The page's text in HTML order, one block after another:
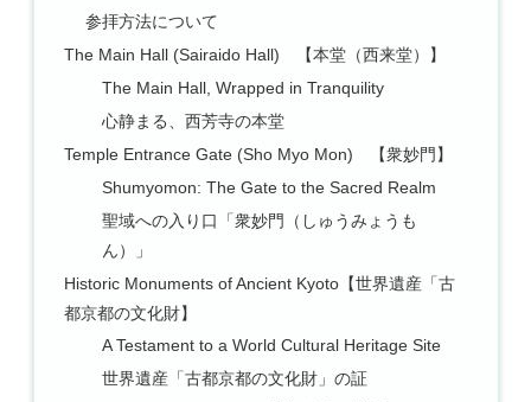
参拝方法について
The Main Hall (Sairaido Hall) 【本堂（西来堂）】
The Main Hall, Wrapped in Tranquility
心静まる、西芳寺の本堂
Temple Entrance Gate (Sho Myo Mon) 【衆妙門】
Shumyomon: The Gate to the Sacred Realm
聖域への入り口「衆妙門（しゅうみょうも
ん）」
Historic Monuments of Ancient Kyoto【世界遺産「古
都京都の文化財】
A Testament to a World Cultural Heritage Site
世界遺産「古都京都の文化財」の証